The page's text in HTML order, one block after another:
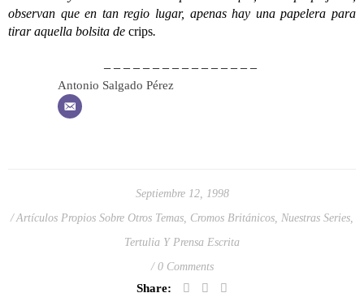
observan que en tan regio lugar, apenas hay una papelera para
tirar aquella bolsita de crips.
– – – – – – – – – – – – – – – –
Antonio Salgado Pérez
Septiembre 12, 1998
Artículos Propios Sobre Otros Temas Cromos Británicos Nuestras Series
Tertulia Y Prensa Escrita
0 Comments
Share: